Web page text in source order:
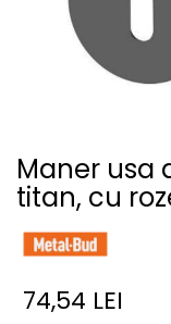
River 12 mm
Timeless 12mm
Woodstock 8mm
Woodstock XL 8mm
ADO Floor - SPC
Finsa - Laminat
Finfloor 12mm
Style 8mm
Maner usa
titan, cu
74,54 LEI